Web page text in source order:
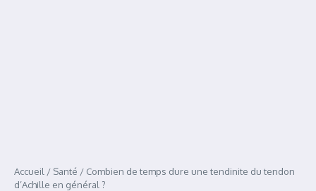
Accueil / Santé / Combien de temps dure une tendinite du tendon
d’Achille en général ?